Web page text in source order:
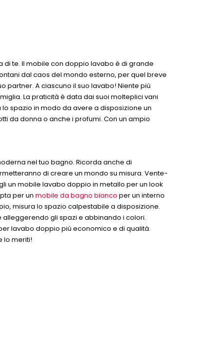
di te. Il mobile con doppio lavabo è di grande
dal caos del mondo esterno, per quel breve
partner. A ciascuno il suo lavabo! Niente più
La praticità è data dai suoi molteplici vani
spazio in modo da avere a disposizione un
da donna o anche i profumi. Con un ampio
nel tuo bagno. Ricorda anche di
di creare un mondo su misura. Vente-
un mobile lavabo doppio in metallo per un look
per unmobile da bagno bianco per un interno
misura lo spazio calpestabile a disposizione.
alleggerendo gli spazi e abbinando i colori.
lavabo doppio più economico e di qualità.
lo meriti!